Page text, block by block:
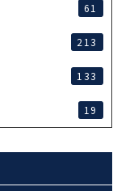
61
213
133
19